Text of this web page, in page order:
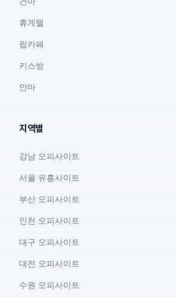
휴게텔
립카페
키스방
안마
지역별
강남 오피사이트
서울 유흥사이트
부산 오피사이트
인천 오피사이트
대구 오피사이트
대전 오피사이트
수원 오피사이트